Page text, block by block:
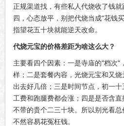
正规渠道找，有些私人代烧收了钱
四，心态放平，别把代烧当成"花钱
指望花五十块就能逆天改命。
代烧元宝的价格差距为啥这么大？
主要看四个因素：一是寺庙的"档次"
样；二是套餐内容，光烧元宝和又
出去好几倍；三是时间节点，初一
工费和跑腿费都会涨；四是是否含
不带的贵个二三十块。所以别光看总
不然容易花冤枉钱。